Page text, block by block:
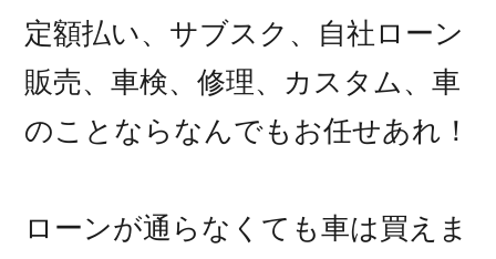
定額払い、サブスク、自社ローン
販売、車検、修理、カスタム、車
のことならなんでもお任せあれ！
ローンが通らなくても車は買えま